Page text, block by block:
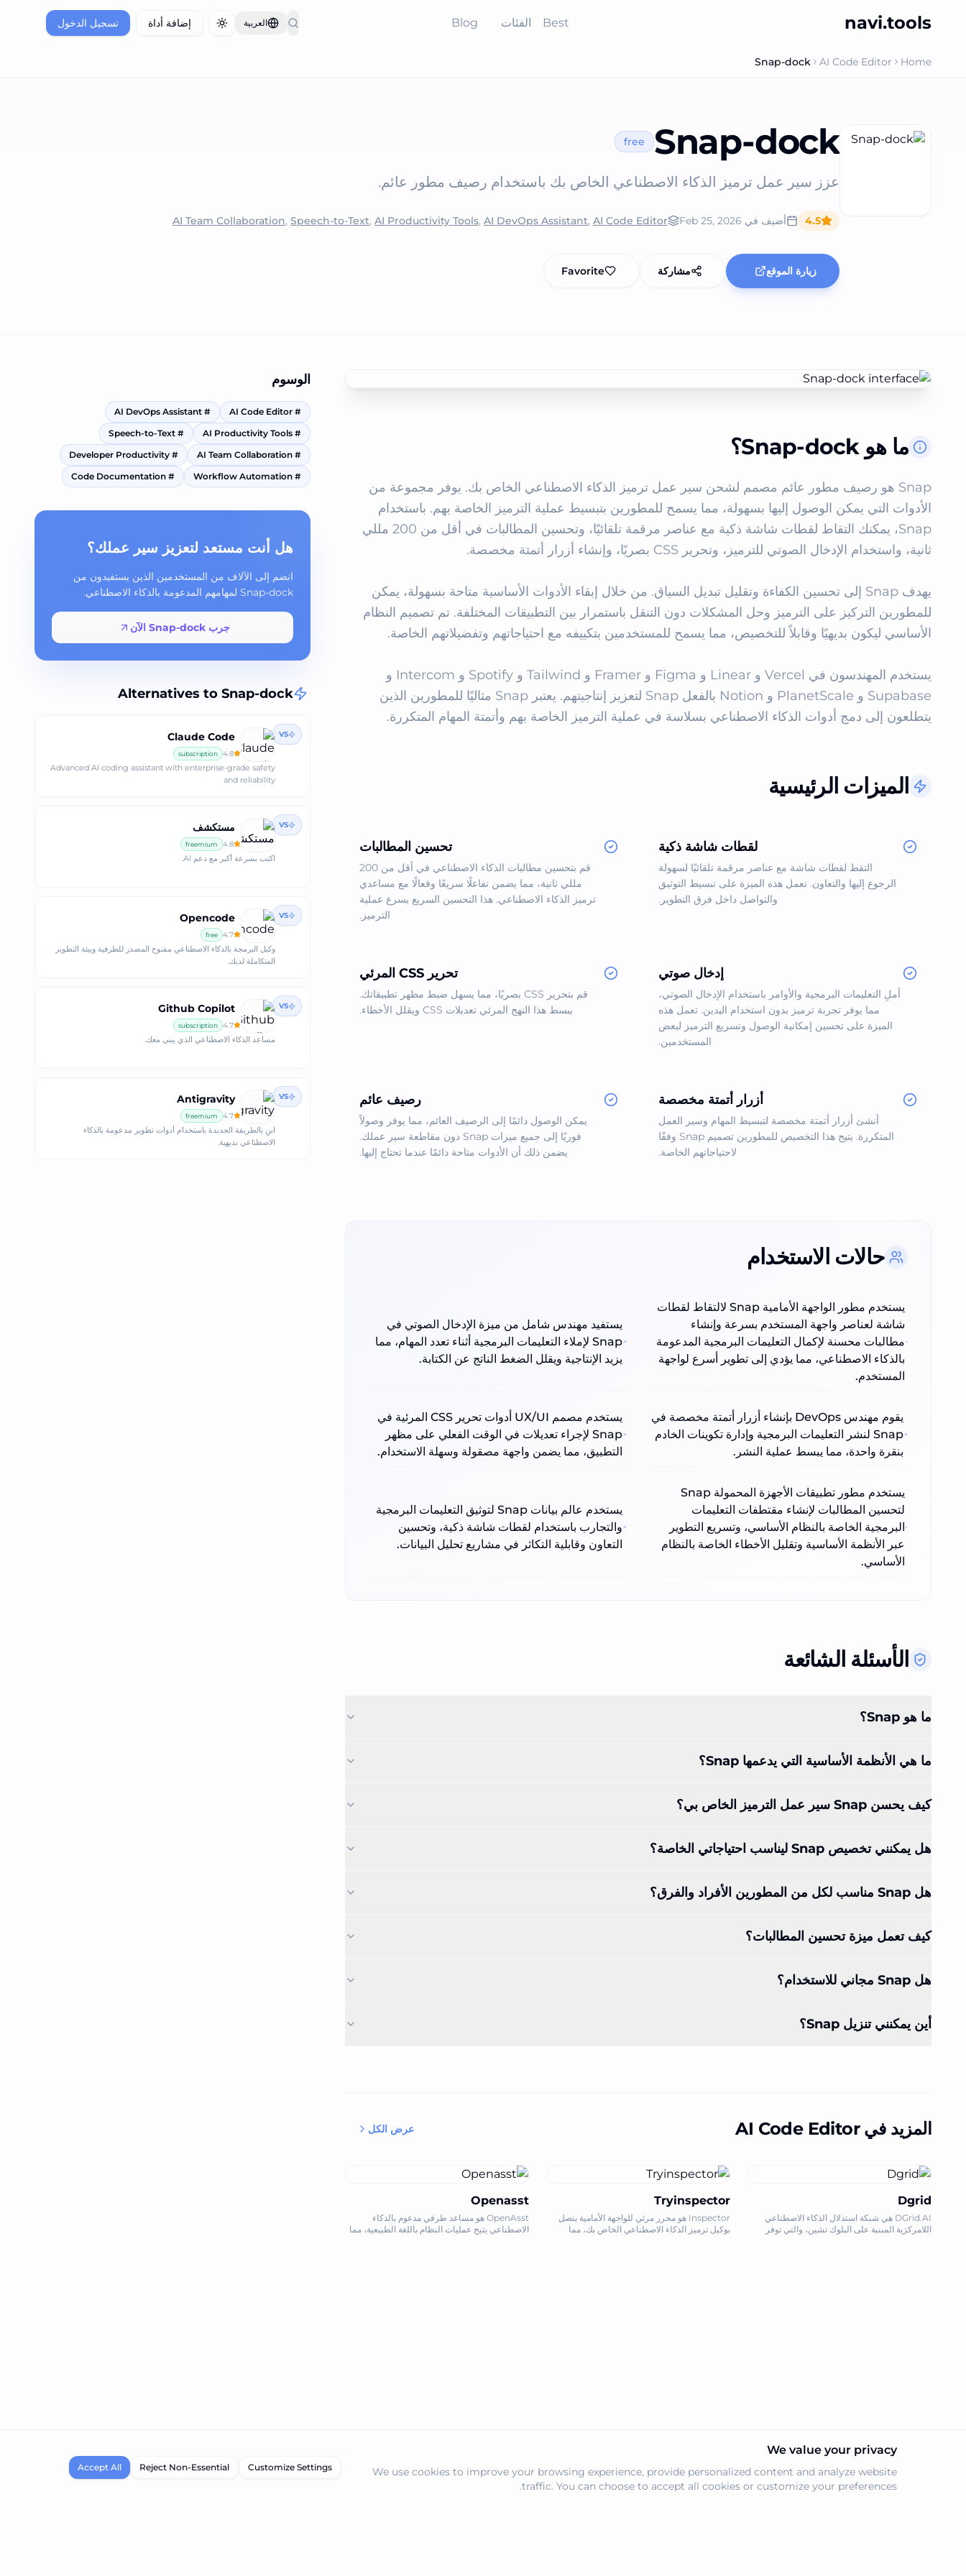
navi.tools
Best الفئات Blog العربية Toggle theme
إضافة أداة تسجيل الدخول
Home
AI Code Editor
Snap-dock
Snap-dock
free
عزز سير عمل ترميز الذكاء الاصطناعي الخاص بك باستخدام رصيف مطور عائم.
4.5 أضيف في Feb 25, 2026
AI Code Editor
,
AI DevOps Assistant
,
AI Productivity Tools
,
Speech-to-Text
,
AI Team Collaboration
زيارة الموقع مشاركة Favorite
ما هو Snap-dock؟
يتطلعون إلى دمج أدوات الذكاء الاصطناعي بسلاسة في عملية الترميز الخاصة بهم وأتمتة المهام المتكررة.
الميزات الرئيسية
لقطات شاشة ذكية
التقط لقطات شاشة مع عناصر مرقمة تلقائيًا لسهولة
الرجوع إليها والتعاون. تعمل هذه الميزة على تبسيط التوثيق
والتواصل داخل فرق التطوير.
تحسين المطالبات
قم بتحسين مطالبات الذكاء الاصطناعي في أقل من 200
مللي ثانية، مما يضمن تفاعلًا سريعًا وفعالًا مع مساعدي
ترميز الذكاء الاصطناعي. هذا التحسين السريع يسرع عملية
الترميز.
إدخال صوتي
أملِ التعليمات البرمجية والأوامر باستخدام الإدخال الصوتي،
مما يوفر تجربة ترميز بدون استخدام اليدين. تعمل هذه
الميزة على تحسين إمكانية الوصول وتسريع الترميز لبعض
المستخدمين.
تحرير CSS المرئي
قم بتحرير CSS بصريًا، مما يسهل ضبط مظهر تطبيقاتك.
يبسط هذا النهج المرئي تعديلات CSS ويقلل الأخطاء.
أزرار أتمتة مخصصة
أنشئ أزرار أتمتة مخصصة لتبسيط المهام وسير العمل
المتكررة. يتيح هذا التخصيص للمطورين تصميم Snap وفقًا
لاحتياجاتهم الخاصة.
رصيف عائم
يمكن الوصول دائمًا إلى الرصيف العائم، مما يوفر وصولاً
فوريًا إلى جميع ميزات Snap دون مقاطعة سير عملك.
يضمن ذلك أن الأدوات متاحة دائمًا عندما تحتاج إليها.
حالات الاستخدام
يستخدم مطور الواجهة الأمامية Snap لالتقاط لقطات
شاشة لعناصر واجهة المستخدم بسرعة وإنشاء
مطالبات محسنة لإكمال التعليمات البرمجية المدعومة
بالذكاء الاصطناعي، مما يؤدي إلى تطوير أسرع لواجهة
المستخدم.
يستفيد مهندس شامل من ميزة الإدخال الصوتي في
Snap لإملاء التعليمات البرمجية أثناء تعدد المهام، مما
يزيد الإنتاجية ويقلل الضغط الناتج عن الكتابة.
يقوم مهندس DevOps بإنشاء أزرار أتمتة مخصصة في
Snap لنشر التعليمات البرمجية وإدارة تكوينات الخادم
بنقرة واحدة، مما يبسط عملية النشر.
يستخدم مصمم UX/UI أدوات تحرير CSS المرئية في
Snap لإجراء تعديلات في الوقت الفعلي على مظهر
التطبيق، مما يضمن واجهة مصقولة وسهلة الاستخدام.
يستخدم مطور تطبيقات الأجهزة المحمولة Snap
لتحسين المطالبات لإنشاء مقتطفات التعليمات
البرمجية الخاصة بالنظام الأساسي، وتسريع التطوير
عبر الأنظمة الأساسية وتقليل الأخطاء الخاصة بالنظام
الأساسي.
يستخدم عالم بيانات Snap لتوثيق التعليمات البرمجية
والتجارب باستخدام لقطات شاشة ذكية، وتحسين
التعاون وقابلية التكاثر في مشاريع تحليل البيانات.
الأسئلة الشائعة
ما هو Snap؟
ما هي الأنظمة الأساسية التي يدعمها Snap؟
كيف يحسن Snap سير عمل الترميز الخاص بي؟
هل يمكنني تخصيص Snap ليناسب احتياجاتي الخاصة؟
هل Snap مناسب لكل من المطورين الأفراد والفرق؟
كيف تعمل ميزة تحسين المطالبات؟
هل Snap مجاني للاستخدام؟
أين يمكنني تنزيل Snap؟
المزيد في AI Code Editor عرض الكل
Dgrid
DGrid.AI هي شبكة استدلال الذكاء الاصطناعي
اللامركزية المبنية على البلوك تشين، والتي توفر
Tryinspector
Inspector هو محرر مرئي للواجهة الأمامية يتصل
بوكيل ترميز الذكاء الاصطناعي الخاص بك، مما
Openasst
OpenAsst هو مساعد طرفي مدعوم بالذكاء
الاصطناعي يتيح عمليات النظام باللغة الطبيعية، مما
الوسوم
#
AI Code Editor
#
AI DevOps Assistant
#
AI Productivity Tools
#
Speech-to-Text
#
AI Team Collaboration
#
Developer Productivity
#
Workflow Automation
#
Code Documentation
هل أنت مستعد لتعزيز سير عملك؟
انضم إلى الآلاف من المستخدمين الذين يستفيدون من
Snap-dock لمهامهم المدعومة بالذكاء الاصطناعي.
جرب Snap-dock الآن
Alternatives to Snap-dock
Claude Code
4.8
subscription
Advanced AI coding assistant with enterprise-grade safety
and reliability
VS
مستكشف
4.8
freemium
اكتب بسرعة أكبر مع دعم AI.
VS
Opencode
4.7
free
وكيل البرمجة بالذكاء الاصطناعي مفتوح المصدر للطرفية وبيئة التطوير
المتكاملة لديك.
VS
Github Copilot
4.7
subscription
مساعد الذكاء الاصطناعي الذي يبني معك.
VS
Antigravity
4.7
freemium
ابنِ بالطريقة الجديدة باستخدام أدوات تطوير مدعومة بالذكاء
الاصطناعي بديهية.
VS
We value your privacy
We use cookies to improve your browsing experience, provide personalized content and analyze website
traffic. You can choose to accept all cookies or customize your preferences.
Customize Settings
Reject Non-Essential
Accept All